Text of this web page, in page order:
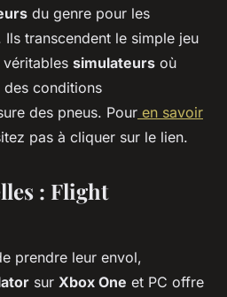
du genre pour les
Ils transcendent le simple jeu
simulateurs où
conditions
des pneus. Pour en savoir
pas à cliquer sur le lien.
: Flight
prendre leur envol,
sur Xbox One et PC offre